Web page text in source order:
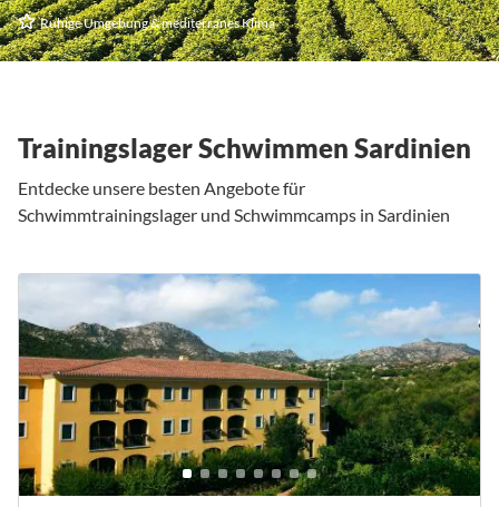
Ruhige Umgebung & mediterranes Klima
Trainingslager Schwimmen Sardinien
Entdecke unsere besten Angebote für
Schwimmtrainingslager und Schwimmcamps in Sardinien